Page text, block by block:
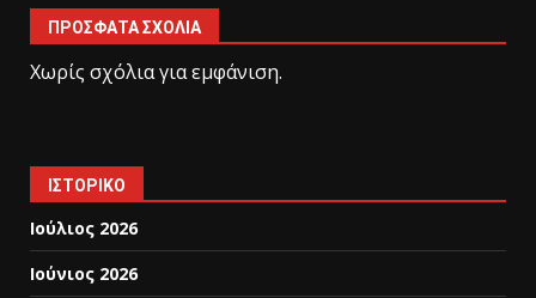
ΠΡΌΣΦΑΤΑ ΣΧΌΛΙΑ
Χωρίς σχόλια για εμφάνιση.
ΙΣΤΟΡΙΚΌ
Ιούλιος 2026
Ιούνιος 2026